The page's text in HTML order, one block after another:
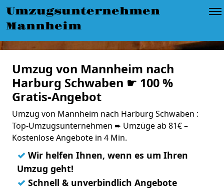
Umzugsunternehmen
Mannheim
Umzug von Mannheim nach
Harburg Schwaben ☛ 100 %
Gratis-Angebot
Umzug von Mannheim nach Harburg Schwaben :
Top-Umzugsunternehmen ➨ Umzüge ab 81€ –
Kostenlose Angebote in 4 Min.
✓ Wir helfen Ihnen, wenn es um Ihren
Umzug geht!
✓ Schnell & unverbindlich Angebote